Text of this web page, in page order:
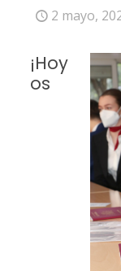
2 mayo,
¡Hoy
os